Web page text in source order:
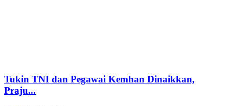
Tukin TNI dan Pegawai Kemhan Dinaikkan,
Praju...